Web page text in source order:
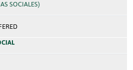
SOCIALES)